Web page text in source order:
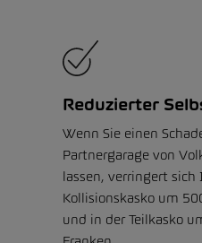
Reduzierter
Wenn Sie einen
Partnergarage von
lassen, verringert
Kollisionskasko um
und in der Teilkasko